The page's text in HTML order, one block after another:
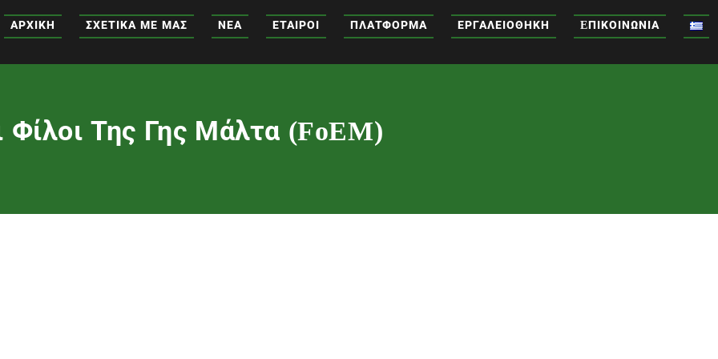
ΑΡΧΙΚΉ ΣΧΕΤΙΚΆ ΜΕ ΜΑΣ ΝΕΑ ΕΤΑΙΡΟΙ ΠΛΑΤΦΌΡΜΑ ΕΡΓΑΛΕΙΟΘΉΚΗ EΠΙΚΟΙΝΩΝΊΑ
Φίλοι Της Γης Μάλτα (FoEM)